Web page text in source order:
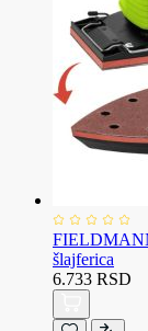
šlajferica
6.733 RSD